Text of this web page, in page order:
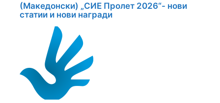
(Македонски) „СИЕ Пролет 2026“- нови
статии и нови награди